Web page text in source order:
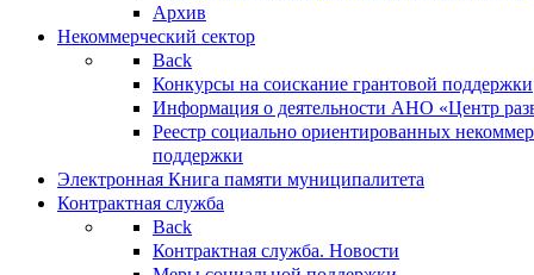
Архив
Некоммерческий сектор
Back
Конкурсы на соискание грантовой поддержки
Информация о деятельности АНО «Центр
Реестр социально ориентированных
поддержки
Электронная Книга памяти муниципалитета
Контрактная служба
Back
Контрактная служба. Новости